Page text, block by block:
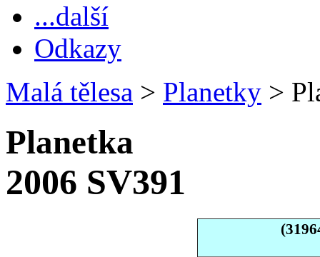
...další
Odkazy
Malá tělesa > Planetky >
Planetka
2006 SV391